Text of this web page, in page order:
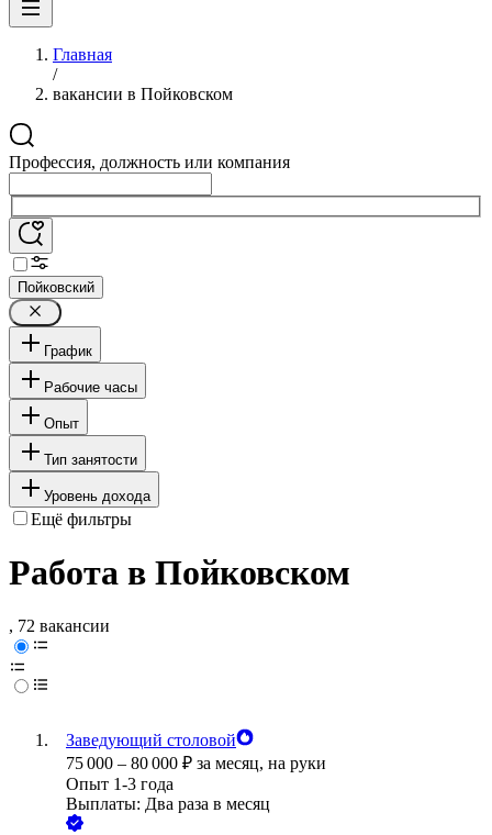
Главная
/
вакансии в Пойковском
Профессия, должность или компания
Пойковский
График
Рабочие часы
Опыт
Тип занятости
Уровень дохода
Ещё фильтры
Работа в Пойковском
, 72 вакансии
Заведующий столовой
75 000 – 80 000 ₽ за месяц, на руки
Опыт 1-3 года
Выплаты: Два раза в месяц